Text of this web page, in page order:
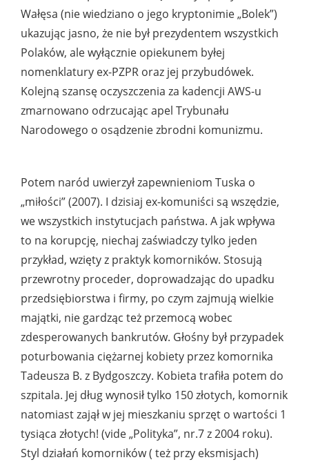
Wałęsa (nie wiedziano o jego kryptonimie „Bolek”)
ukazując jasno, że nie był prezydentem wszystkich
Polaków, ale wyłącznie opiekunem byłej
nomenklatury ex-PZPR oraz jej przybudówek.
Kolejną szansę oczyszczenia za kadencji AWS-u
zmarnowano odrzucając apel Trybunału
Narodowego o osądzenie zbrodni komunizmu.
Potem naród uwierzył zapewnieniom Tuska o
„miłości” (2007). I dzisiaj ex-komuniści są wszędzie,
we wszystkich instytucjach państwa. A jak wpływa
to na korupcję, niechaj zaświadczy tylko jeden
przykład, wzięty z praktyk komorników. Stosują
przewrotny proceder, doprowadzając do upadku
przedsiębiorstwa i firmy, po czym zajmują wielkie
majątki, nie gardząc też przemocą wobec
zdesperowanych bankrutów. Głośny był przypadek
poturbowania ciężarnej kobiety przez komornika
Tadeusza B. z Bydgoszczy. Kobieta trafiła potem do
szpitala. Jej dług wynosił tylko 150 złotych, komornik
natomiast zajął w jej mieszkaniu sprzęt o wartości 1
tysiąca złotych! (vide „Polityka”, nr.7 z 2004 roku).
Styl działań komorników ( też przy eksmisjach)